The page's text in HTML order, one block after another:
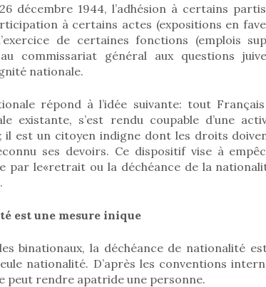
décembre 1944, l’adhésion à certains
à certains actes (expositions en
de certaines fonctions (emplois
commissariat général aux questions
nationale.
répond à l’idée suivante: tout
existante, s’est rendu coupable d’une
il est un citoyen indigne dont les droits
ses devoirs. Ce dispositif vise à
par le«retrait ou la déchéance de la
est une mesure inique
binationaux, la déchéance de nationalité
nationalité. D’après les conventions
peut rendre apatride une personne.